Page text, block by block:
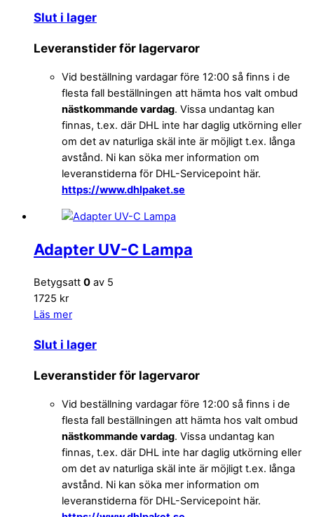
Slut i lager
Leveranstider för lagervaror
Vid beställning vardagar före 12:00 så finns i de
flesta fall beställningen att hämta hos valt ombud
nästkommande vardag. Vissa undantag kan
finnas, t.ex. där DHL inte har daglig utkörning eller
om det av naturliga skäl inte är möjligt t.ex. långa
avstånd. Ni kan söka mer information om
leveranstiderna för DHL-Servicepoint här.
https://www.dhlpaket.se
Adapter UV-C Lampa
Betygsatt 0 av 5
1725 kr
Läs mer
Slut i lager
Leveranstider för lagervaror
Vid beställning vardagar före 12:00 så finns i de
flesta fall beställningen att hämta hos valt ombud
nästkommande vardag. Vissa undantag kan
finnas, t.ex. där DHL inte har daglig utkörning eller
om det av naturliga skäl inte är möjligt t.ex. långa
avstånd. Ni kan söka mer information om
leveranstiderna för DHL-Servicepoint här.